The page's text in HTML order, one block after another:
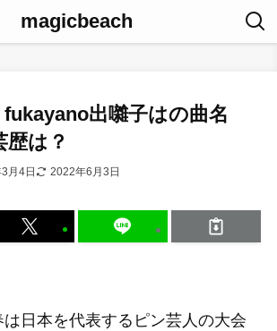
magicbeach
fukayano出囃子はの曲名
歴は？
月4日 2022年6月3日
日本を代表するピン芸人の大会